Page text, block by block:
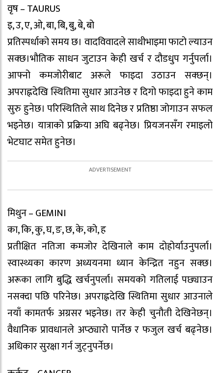
वृष – TAURUS
इ, उ, ए, ओ, बा, बि, बु, बे, बो
प्रतिस्पर्धाको समय छ। वादविवादले साथीभाइमा फाटो ल्याउन
सक्छ।भौतिक साधन जुटाउन केही खर्च र दौडधुप गर्नुपर्ला।
आफ्नो कमजोरीबाट अरूले फाइदा उठाउन सक्छन्।
अपराह्नदेखि स्थितिमा सुधार आउनेछ र दिगो फाइदा हुने काम
सुरु हुनेछ। परिस्थितिले साथ दिनेछ र प्रतिष्ठा जोगाउन सफल
भइनेछ। यात्राको प्रक्रिया अघि बढ्नेछ। प्रियजनसँग रमाइलो
भेटघाट समेत हुनेछ।
मिथुन – GEMINI
का, कि, कु, घ, ङ, छ, के, को, ह
प्रतीक्षित नतिजा कमजोर देखिनाले काम दोहोर्याउनुपर्ला।
स्वास्थ्यका कारण अध्ययनमा ध्यान केन्द्रित नहुन सक्छ।
अरूका लागि बुद्धि खर्चनुपर्ला। समयको गतिलाई पछ्याउन
नसक्दा पछि परिनेछ। अपराह्नदेखि स्थितिमा सुधार आउनाले
नयाँ कामतर्फ अग्रसर भइनेछ। तर केही चुनौती देखिनेछन्।
वैधानिक प्रावधानले अप्ठ्यारो पार्नेछ र फजुल खर्च बढ्नेछ।
अधिकार सुरक्षा गर्न जुट्नुपर्नेछ।